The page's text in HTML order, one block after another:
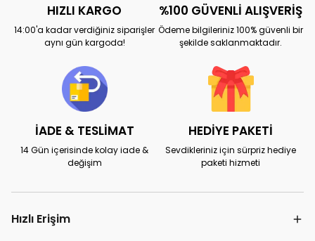
HIZLI KARGO
14:00'a kadar verdiğiniz siparişler
aynı gün kargoda!
%100 GÜVENLİ ALIŞVERİŞ
Ödeme bilgileriniz 100% güvenli bir
şekilde saklanmaktadır.
İADE & TESLİMAT
14 Gün içerisinde kolay iade &
değişim
HEDİYE PAKETİ
Sevdikleriniz için sürpriz hediye
paketi hizmeti
Hızlı Erişim